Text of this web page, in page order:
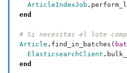
ArticleIndexJob .
end
# Si necesitas el lote
Article . find_in_batches(
ElasticsearchClient .
end